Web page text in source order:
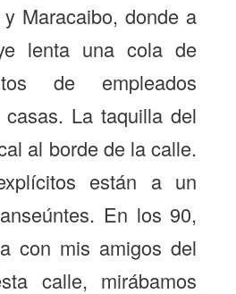
Maracaibo, donde a
lenta una cola de
de empleados
La taquilla del
al borde de la calle.
están a un
En los 90,
con mis amigos del
calle, mirábamos